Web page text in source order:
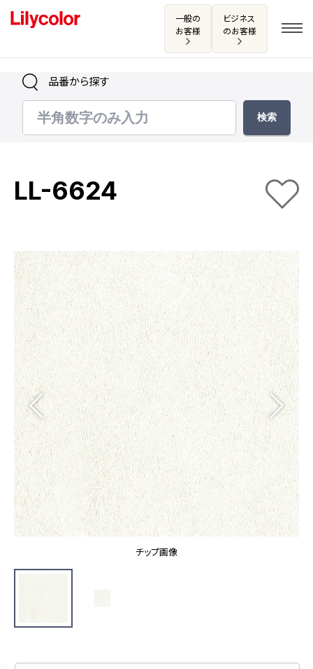
一般の
お客様
ビジネス
のお客様
ログイン・新規会員登録
お気に入り
商品を探す
商品を探す トップ
壁紙
カーテン
床材
ブランド・コレクション
Lilycolor Coordinate 着せ替えシミュレーション
カタログ一覧
カタログ一覧 トップ
壁紙
カーテン
床材
サステナブル商品
ノンワックス床タイル
壁紙機能性ガイド
施工事例
施工事例 トップ
医療・福祉施設
ホテル・オフィス・店舗
モデルハウス
新築戸建・マンション
#リリカラのある暮らし
リリカラノート
ショールーム
ショールーム トップ
東京ショールーム
大阪ショールーム
お客様サポート
お客様サポート トップ
画像ダウンロード
お役立ち資料
品番から探す
LL-6624
チップ画像